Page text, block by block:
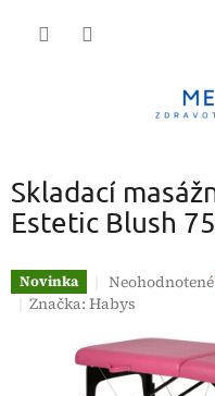
Skladací
Estetic Blush
Novinka
Priemerné
hodnotenie
je
0,0
z
Neohodnotené
Značka:Habys